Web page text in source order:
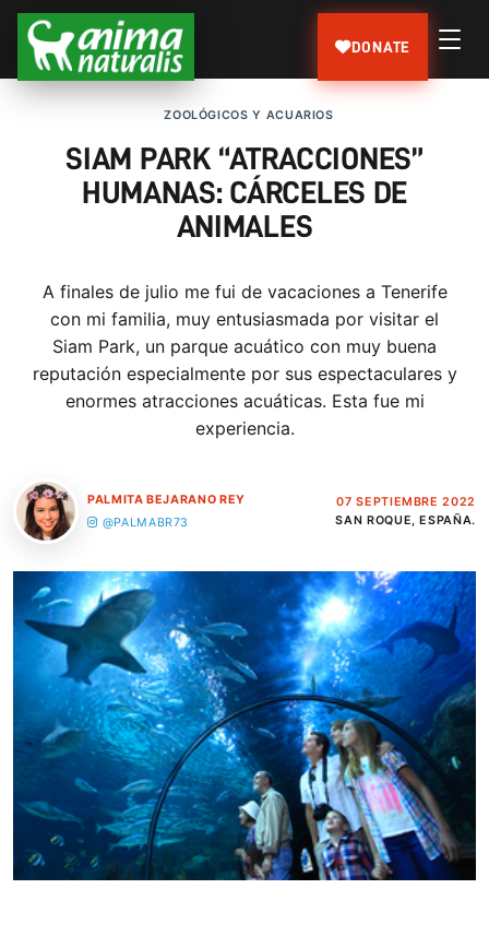
DONATE
ZOOLÓGICOS Y ACUARIOS
SIAM PARK “ATRACCIONES”
HUMANAS: CÁRCELES DE
ANIMALES
A finales de julio me fui de vacaciones a Tenerife
con mi familia, muy entusiasmada por visitar el
Siam Park, un parque acuático con muy buena
reputación especialmente por sus espectaculares y
enormes atracciones acuáticas. Esta fue mi
experiencia.
PALMITA BEJARANO REY
@PALMABR73
07 SEPTIEMBRE 2022
SAN ROQUE, ESPAÑA.